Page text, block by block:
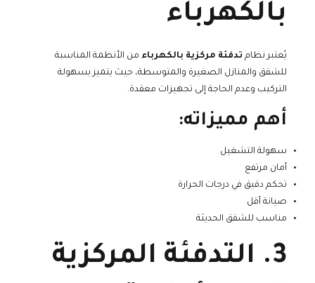
بالكهرباء
يُعتبر نظام تدفئة مركزية بالكهرباء من الأنظمة المناسبة
للشقق والمنازل الصغيرة والمتوسطة، حيث يتميز بسهولة
التركيب وعدم الحاجة إلى تجهيزات معقدة.
أهم مميزاته:
سهولة التشغيل
أمان مرتفع
تحكم دقيق في درجات الحرارة
صيانة أقل
مناسب للشقق الحديثة
3. التدفئة المركزية